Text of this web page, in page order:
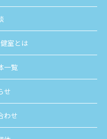
室とは
一覧
せ
わせ